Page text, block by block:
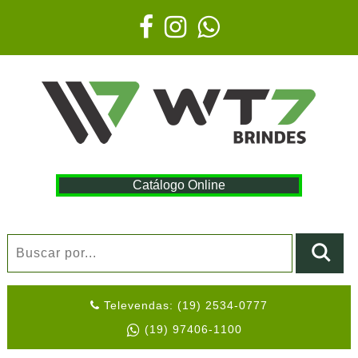
Catálogo Online
Televendas: (19) 2534-0777
(19) 97406-1100